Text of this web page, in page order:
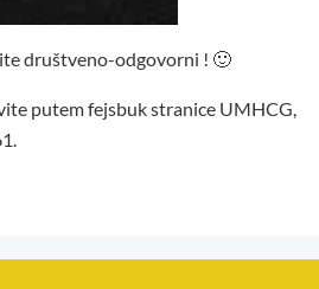
društveno-odgovorni ! 🙂
putem fejsbuk stranice UMHCG,